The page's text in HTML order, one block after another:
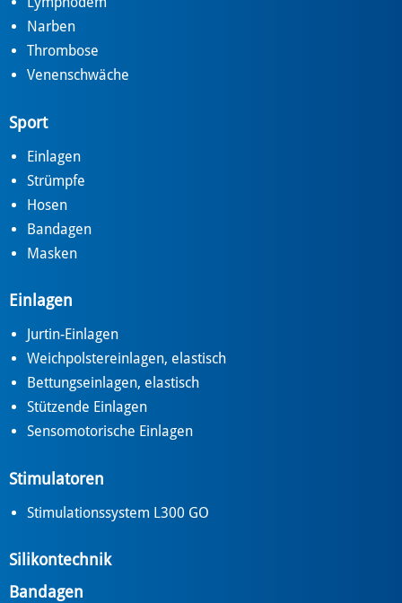
Narben
Thrombose
Venenschwäche
Sport
Einlagen
Strümpfe
Hosen
Bandagen
Masken
Einlagen
Jurtin-Einlagen
Weichpolstereinlagen, elastisch
Bettungseinlagen, elastisch
Stützende Einlagen
Sensomotorische Einlagen
Stimulatoren
Stimulationssystem L300 GO
Silikontechnik
Bandagen